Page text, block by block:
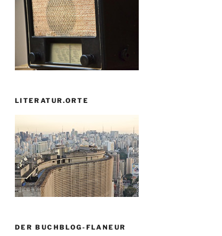
LITERATUR.ORTE
DER BUCHBLOG-FLANEUR